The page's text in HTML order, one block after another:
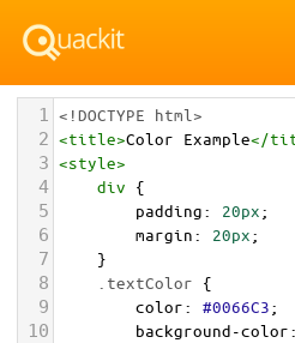
1 <!DOCTYPE html>
2 <title>Color Example</
3 <style>
4 div {
5 padding: 20px;
6 margin: 20px;
7 }
8 .textColor {
9 color: #0066C3;
10 background-color